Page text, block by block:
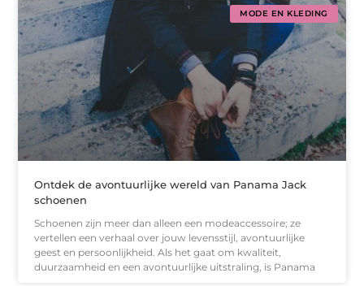
MODE EN KLEDING
Ontdek de avontuurlijke wereld van Panama Jack
schoenen
Schoenen zijn meer dan alleen een modeaccessoire; ze
vertellen een verhaal over jouw levensstijl, avontuurlijke
geest en persoonlijkheid. Als het gaat om kwaliteit,
duurzaamheid en een avontuurlijke uitstraling, is Panama